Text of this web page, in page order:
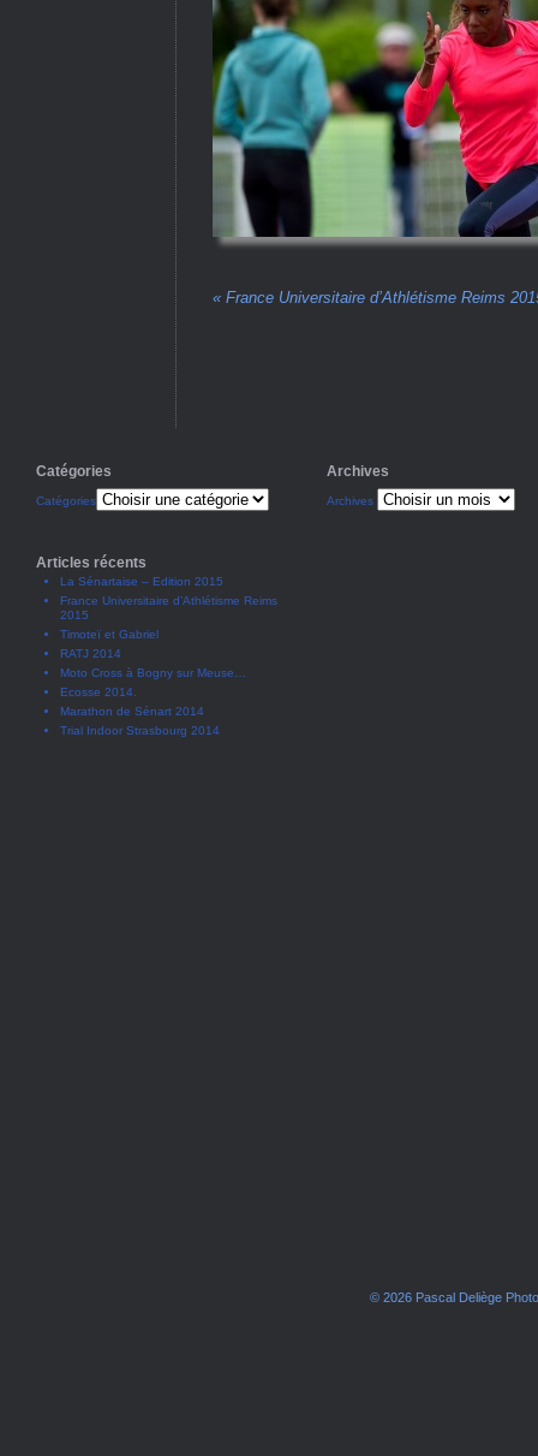
« France Universitaire d’Athlétisme Reims
Catégories
Catégories
Articles récents
La Sénartaise – Edition 2015
France Universitaire d’Athlétisme Reims
2015
Timoteï et Gabriel
RATJ 2014
Moto Cross à Bogny sur Meuse…
Ecosse 2014.
Marathon de Sénart 2014
Trial Indoor Strasbourg 2014
Archives
Archives
© 2026 Pascal Deliège